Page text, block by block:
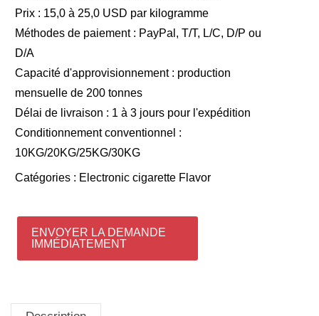
Prix : 15,0 à 25,0 USD par kilogramme
Méthodes de paiement : PayPal, T/T, L/C, D/P ou
D/A
Capacité d'approvisionnement : production
mensuelle de 200 tonnes
Délai de livraison : 1 à 3 jours pour l'expédition
Conditionnement conventionnel :
10KG/20KG/25KG/30KG
Catégories : Electronic cigarette Flavor
ENVOYER LA DEMANDE
IMMÉDIATEMENT